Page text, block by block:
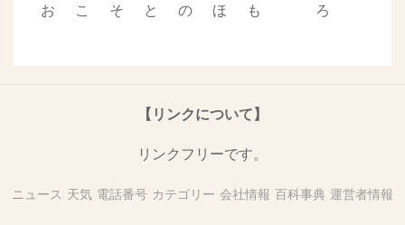
お
こ
そ
と
の
ほ
も
ろ
【リンクについて】
リンクフリーです。
ニュース 天気 電話番号 カテゴリー 会社情報 百科事典 運営者情報